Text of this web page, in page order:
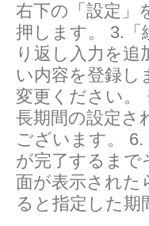
右下の「設定」
押します。 3.「
り返し入力を追
い内容を登録
変更ください
長期間の設定さ
ございます。
が完了するまで
面が表示された
ると指定した期